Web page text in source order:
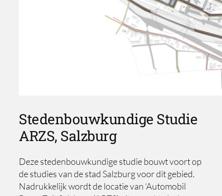
Stedenbouwkundige Studie
ARZS, Salzburg
Deze stedenbouwkundige studie bouwt voort op
de studies van de stad Salzburg voor dit gebied.
Nadrukkelijk wordt de locatie van ‘Automobil